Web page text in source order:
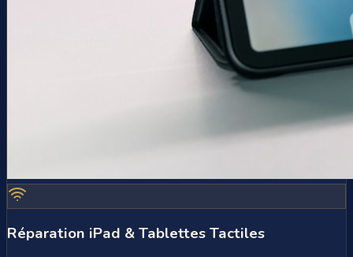
Réparation iPad & Tablettes Tactiles